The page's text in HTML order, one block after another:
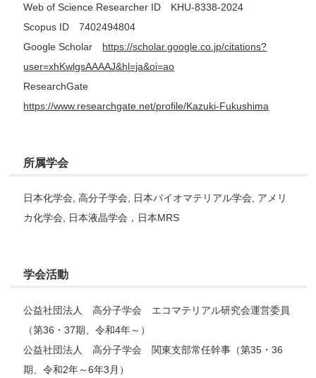
Web of Science Researcher ID KHU-8338-2024
Scopus ID 7402494804
Google Scholar https://scholar.google.co.jp/citations?
user=xhKwlgsAAAAJ&hl=ja&oi=ao
ResearchGate
https://www.researchgate.net/profile/Kazuki-Fukushima
所属学会
日本化学会, 高分子学会, 日本バイオマテリアル学会, アメリ
カ化学会, 日本液晶学会，日本MRS
学会活動
公益社団法人 高分子学会 エコマテリアル研究会運営委員
（第36・37期、令和4年～）
公益社団法人 高分子学会 関東支部常任幹事（第35・36
期、令和2年～6年3月）